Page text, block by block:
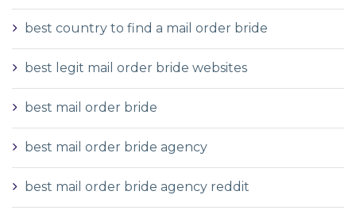
best country to find a mail order bride
best legit mail order bride websites
best mail order bride
best mail order bride agency
best mail order bride agency reddit